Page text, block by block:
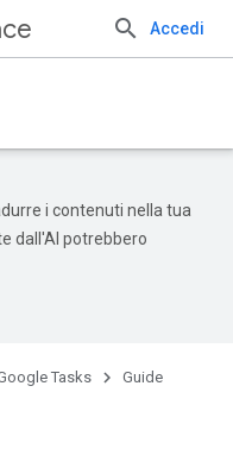
Accedi
i contenuti nella tua
dall'AI potrebbero
Tasks Guide